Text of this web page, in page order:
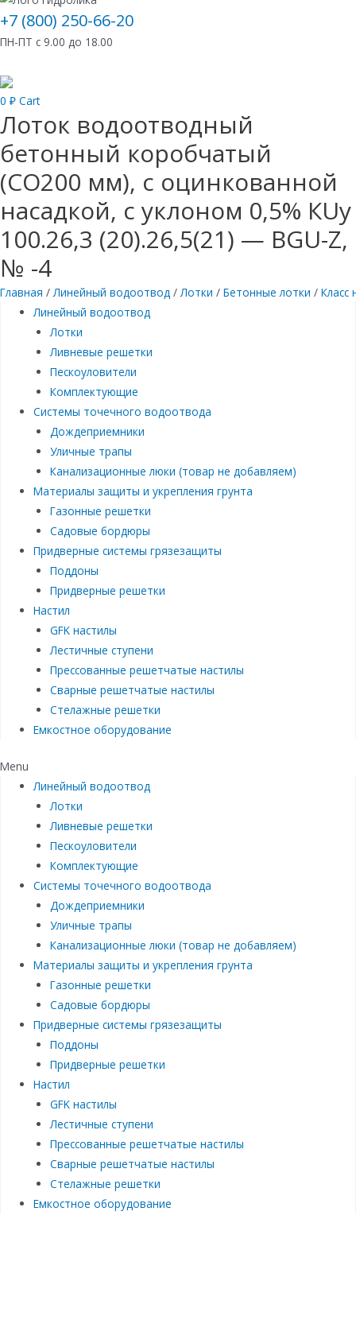
+7 (800) 250-66-20
ПН-ПТ с 9.00 до 18.00
0 ₽ Cart
Лоток водоотводный
бетонный коробчатый
(СО200 мм), с оцинкованной
насадкой, с уклоном 0,5% КUу
100.26,3 (20).26,5(21) — BGU-Z,
№ -4
Главная /Линейный водоотвод /Лотки / Бетонные лотки / Класс
Линейный водоотвод
Лотки
Ливневые решетки
Пескоуловители
Комплектующие
Системы точечного водоотвода
Дождеприемники
Уличные трапы
Канализационные люки (товар не добавляем)
Материалы защиты и укрепления грунта
Газонные решетки
Садовые бордюры
Придверные системы грязезащиты
Поддоны
Придверные решетки
Настил
GFK настилы
Лестичные ступени
Прессованные решетчатые настилы
Сварные решетчатые настилы
Стелажные решетки
Емкостное оборудование
Menu
Линейный водоотвод
Лотки
Ливневые решетки
Пескоуловители
Комплектующие
Системы точечного водоотвода
Дождеприемники
Уличные трапы
Канализационные люки (товар не добавляем)
Материалы защиты и укрепления грунта
Газонные решетки
Садовые бордюры
Придверные системы грязезащиты
Поддоны
Придверные решетки
Настил
GFK настилы
Лестичные ступени
Прессованные решетчатые настилы
Сварные решетчатые настилы
Стелажные решетки
Емкостное оборудование